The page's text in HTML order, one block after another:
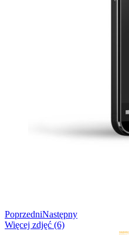
PoprzedniNastępny
Więcej zdjęć (6)